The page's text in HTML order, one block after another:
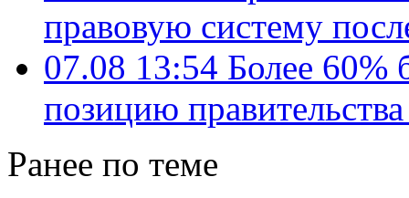
правовую систему
07.08 13:54 Более 60%
позицию
Ранее по теме